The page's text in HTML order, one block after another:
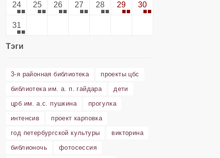
24 25 26 27 28 29 30
31
Тэги
3-я районная библиотека
проекты цбс
библиотека им. а. п. гайдара
дети
црб им. а.с. пушкина
прогулка
интенсив
проект карповка
год петербургской культуры
викторина
библионочь
фотосессия